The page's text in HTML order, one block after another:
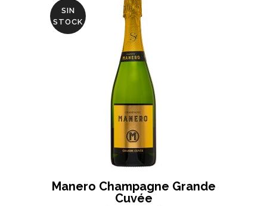
SIN
STOCK
Manero Champagne Grande
Cuvée